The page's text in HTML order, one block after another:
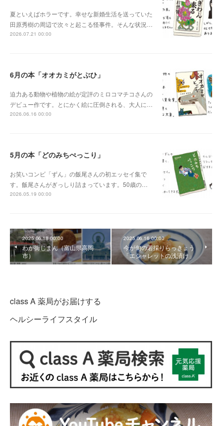
夏といえばホラーです。幸せな新婚生活を送っていた
田原秀樹の周辺で次々と起こる怪事件。そんな状況…
2026.07.21 00:00
6月の本「オオカミがとぶひ」
迫力ある動物や植物の絵が定評のミロコマチコさんの
デビュー作です。とにかく絵に圧倒される、大人に…
2026.06.16 00:00
5月の本「どのみちぺっこり」
お笑いコンビ「ずん」の飯尾さんの初エッセイ集で
す。飯尾さんがぎっしり詰まっています。50歳の…
2026.05.19 00:00
2025.06.18 00:00
わが街じまん（富山県高岡
市）
2025.06.16 00:00
今が旬の若採りらっきょう
「エシャレットの浅漬け」
class A 薬局がお届けする
ヘルシーライフスタイル